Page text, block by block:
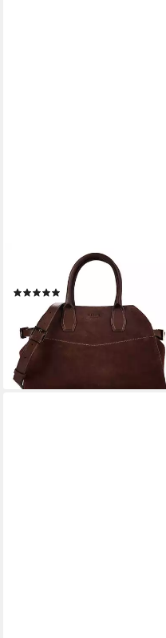
Henkeltasche Liza, Leder
(1)
168,04 € UVP220,00 €
-24%
lieferbar - in 2-3 Werktagen bei dir